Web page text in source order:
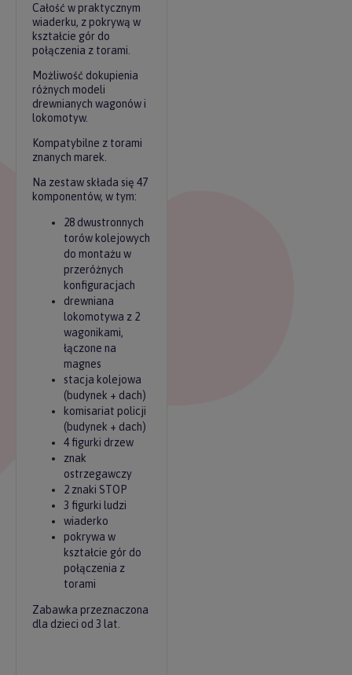
Całość w praktycznym
wiaderku, z pokrywą w
kształcie gór do
połączenia z torami.
Możliwość dokupienia
różnych modeli
drewnianych wagonów i
lokomotyw.
Kompatybilne z torami
znanych marek.
Na zestaw składa się 47
komponentów, w tym:
28 dwustronnych
torów kolejowych
do montażu w
przeróżnych
konfiguracjach
drewniana
lokomotywa z 2
wagonikami,
łączone na
magnes
stacja kolejowa
(budynek + dach)
komisariat policji
(budynek + dach)
4 figurki drzew
znak
ostrzegawczy
2 znaki STOP
3 figurki ludzi
wiaderko
pokrywa w
kształcie gór do
połączenia z
torami
Zabawka przeznaczona
dla dzieci od 3 lat.